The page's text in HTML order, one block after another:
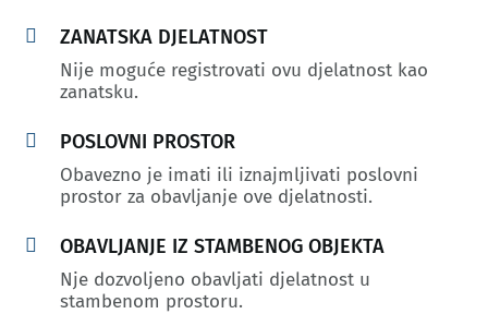
 ZANATSKA DJELATNOST
Nije moguće registrovati ovu djelatnost kao
zanatsku.
 POSLOVNI PROSTOR
Obavezno je imati ili iznajmljivati poslovni
prostor za obavljanje ove djelatnosti.
 OBAVLJANJE IZ STAMBENOG OBJEKTA
Nje dozvoljeno obavljati djelatnost u
stambenom prostoru.